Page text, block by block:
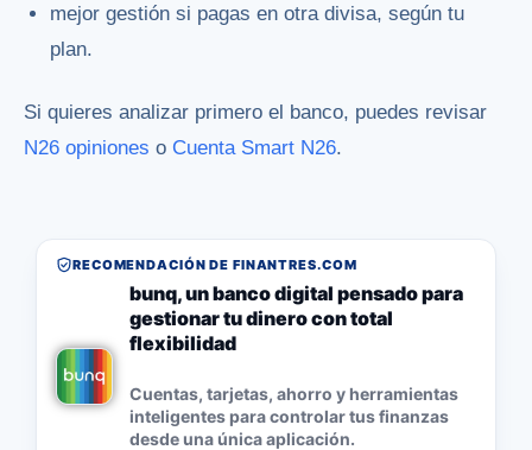
mejor gestión si pagas en otra divisa, según tu
plan.
Si quieres analizar primero el banco, puedes revisar
N26 opiniones o Cuenta Smart N26.
RECOMENDACIÓN DE FINANTRES.COM
bunq, un banco digital pensado para
gestionar tu dinero con total
flexibilidad
Cuentas, tarjetas, ahorro y herramientas
inteligentes para controlar tus finanzas
desde una única aplicación.